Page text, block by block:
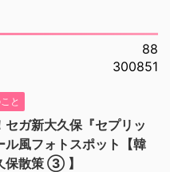
88
300851
と
セガ新大久保『セプリッ
ル風フォトスポット【韓
保散策 ③ 】